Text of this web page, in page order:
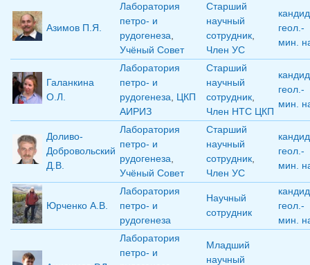
Азимов П.Я.
Лаборатория
петро- и
рудогенеза
Учёный Совет
Старший
научный
сотрудник
Член УС
геол.-
мин.
Галанкина
О.Л.
Лаборатория
петро- и
рудогенеза
ЦКП
АИРИЗ
Старший
научный
сотрудник
Член НТС ЦКП
геол.-
мин.
Доливо-
Добровольский
Д.В.
Лаборатория
петро- и
рудогенеза
Учёный Совет
Старший
научный
сотрудник
Член УС
геол.-
мин.
Юрченко А.В.
Лаборатория
петро- и
рудогенеза
Научный
сотрудник
геол.-
мин.
Лаборатория
петро- и
Младший
научный